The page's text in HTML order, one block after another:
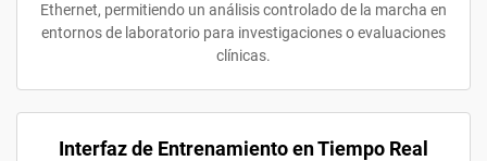
Ethernet, permitiendo un análisis controlado de la marcha en
entornos de laboratorio para investigaciones o evaluaciones
clínicas.
Interfaz de Entrenamiento en Tiempo Real